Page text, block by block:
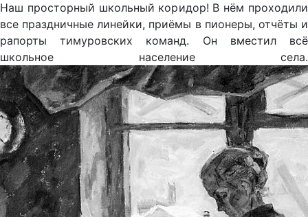
Наш просторный школьный коридор! В нём проходили
все праздничные линейки, приёмы в пионеры, отчёты и
рапорты тимуровских команд. Он вместил всё
школьное население села.